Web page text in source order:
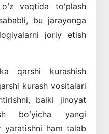
vaqtida toʻplash
bu jarayonga
joriy etish
qarshi kurashish
kurash vositalari
balki jinoyat
boʻyicha yangi
yaratishni ham talab